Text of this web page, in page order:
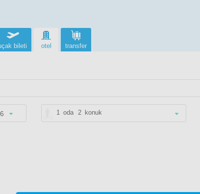
bileti otel transfer
1 oda 2 konuk